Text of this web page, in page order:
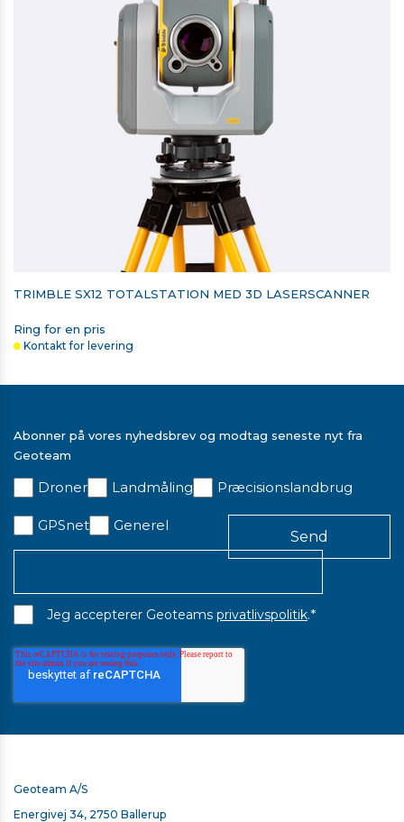
TRIMBLE SX12 TOTALSTATION MED 3D LASERSCANNER
Ring for en pris
Kontakt for levering
Abonner på vores nyhedsbrev og modtag seneste nyt fra
Geoteam
Droner Landmåling Præcisionslandbrug
GPSnet Generel
Jeg accepterer Geoteams privatlivspolitik.*
Geoteam A/S
Energivej 34, 2750 Ballerup